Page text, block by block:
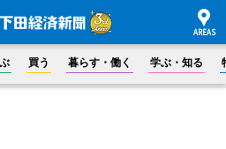
買う 暮らす・働く 学ぶ・知る